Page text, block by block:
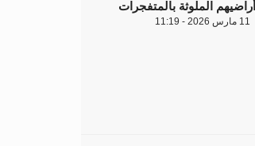
أراضيهم الملوثة بالمتفجرات
11 مارس 2026 - 11:19